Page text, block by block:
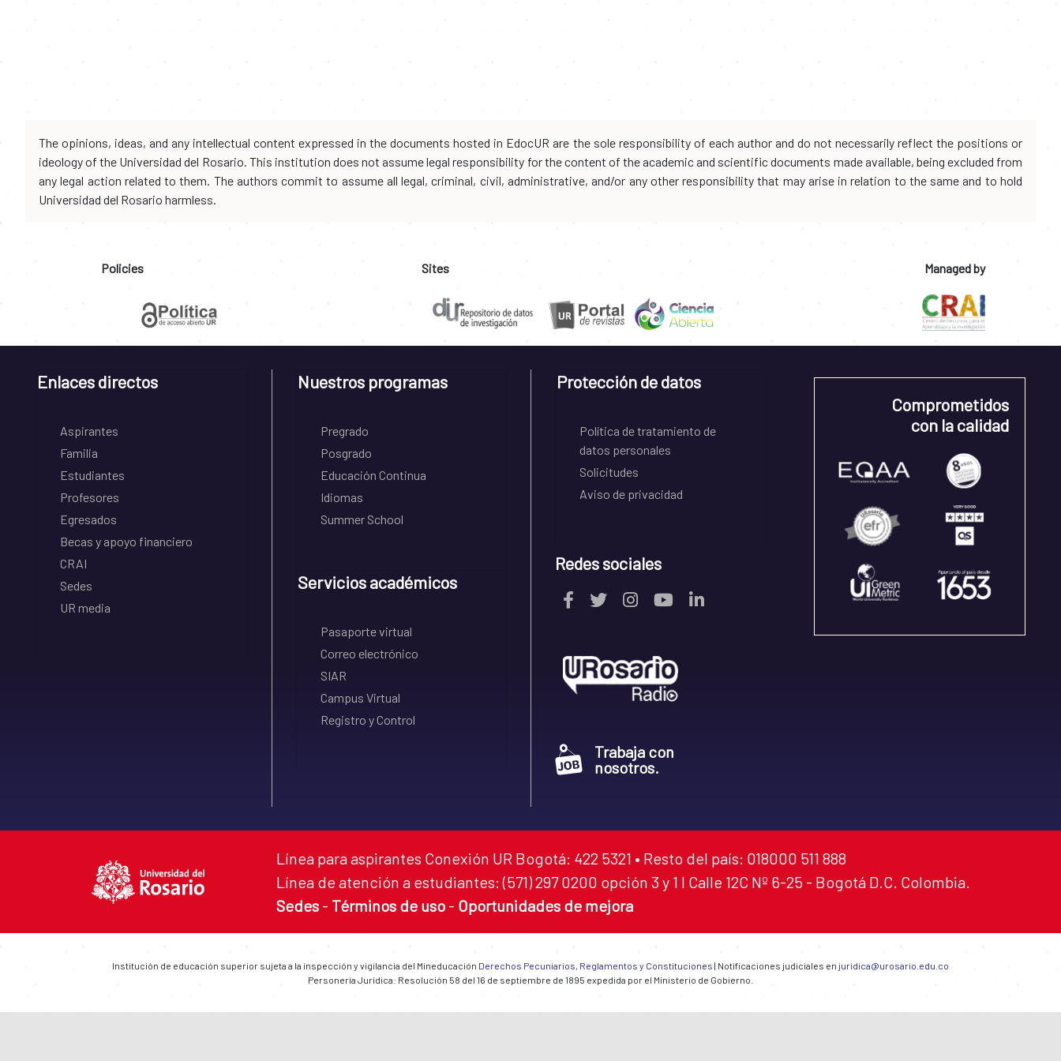
The opinions, ideas, and any intellectual content expressed in the documents hosted in EdocUR are the sole responsibility of each author and do not necessarily reflect the positions or
ideology of the Universidad del Rosario. This institution does not assume legal responsibility for the content of the academic and scientific documents made available, being excluded from
any legal action related to them. The authors commit to assume all legal, criminal, civil, administrative, and/or any other responsibility that may arise in relation to the same and to hold
Universidad del Rosario harmless.
Policies Sites Managed by
Enlaces directos
Aspirantes
Familia
Estudiantes
Profesores
Egresados
Becas y apoyo financiero
CRAI
Sedes
UR media
Nuestros programas
Pregrado
Posgrado
Educación Continua
Idiomas
Summer School
Servicios académicos
Pasaporte virtual
Correo electrónico
SIAR
Campus Virtual
Registro y Control
Protección de datos
Política de tratamiento de
datos personales
Solicitudes
Aviso de privacidad
Redes sociales
Trabaja con
nosotros.
Comprometidos
con la calidad
Línea para aspirantes Conexión UR Bogotá: 422 5321 • Resto del país: 018000 511 888
Línea de atención a estudiantes: (571) 297 0200 opción 3 y 1 I Calle 12C Nº 6-25 - Bogotá D.C. Colombia.
Sedes - Términos de uso - Oportunidades de mejora
Institución de educación superior sujeta a la inspección y vigilancia del Mineducación Derechos Pecuniarios, Reglamentos y Constituciones | Notificaciones judiciales en juridica@urosario.edu.co
Personería Jurídica: Resolución 58 del 16 de septiembre de 1895 expedida por el Ministerio de Gobierno.